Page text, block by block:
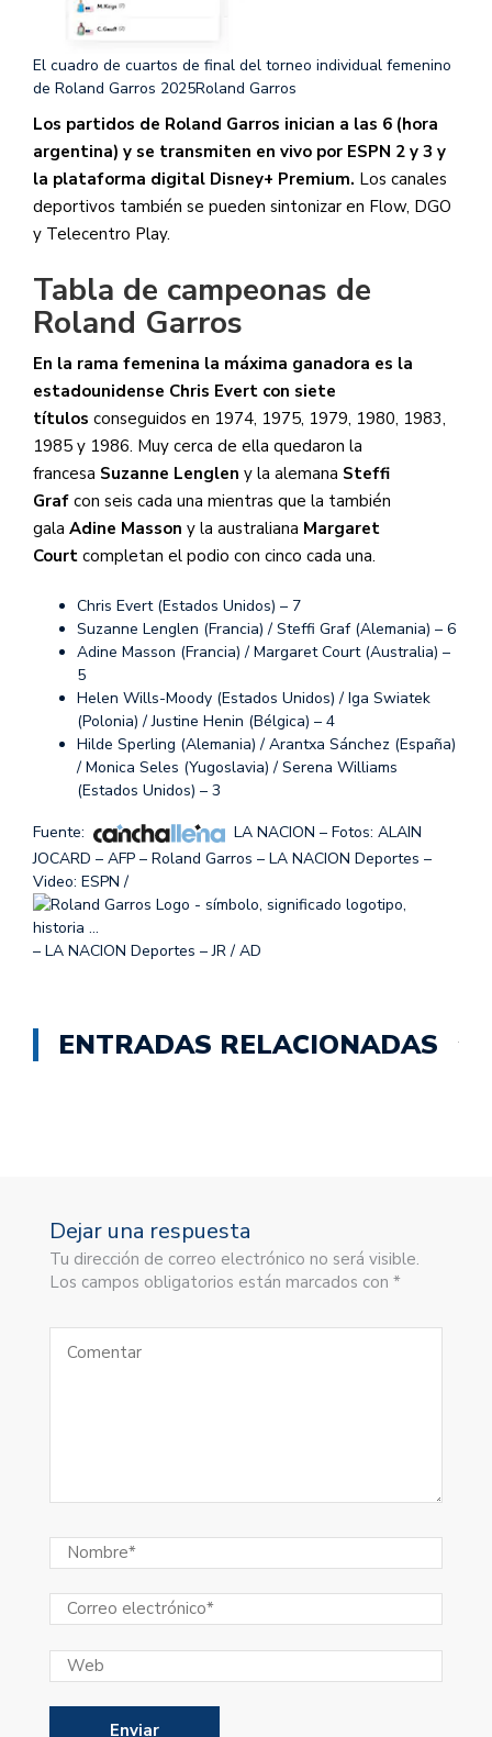
El cuadro de cuartos de final del torneo individual femenino
de Roland Garros 2025Roland Garros
Los partidos de Roland Garros inician a las 6 (hora
argentina) y se transmiten en vivo por ESPN 2 y 3 y
la plataforma digital Disney+ Premium. Los canales
deportivos también se pueden sintonizar en Flow, DGO
y Telecentro Play.
Tabla de campeonas de
Roland Garros
En la rama femenina la máxima ganadora es la
estadounidense Chris Evert con siete
títulos conseguidos en 1974, 1975, 1979, 1980, 1983,
1985 y 1986. Muy cerca de ella quedaron la
francesa Suzanne Lenglen y la alemana Steffi
Graf con seis cada una mientras que la también
gala Adine Masson y la australiana Margaret
Court completan el podio con cinco cada una.
Chris Evert (Estados Unidos) – 7
Suzanne Lenglen (Francia) / Steffi Graf (Alemania) – 6
Adine Masson (Francia) / Margaret Court (Australia) –
5
Helen Wills-Moody (Estados Unidos) / Iga Swiatek
(Polonia) / Justine Henin (Bélgica) – 4
Hilde Sperling (Alemania) / Arantxa Sánchez (España)
/ Monica Seles (Yugoslavia) / Serena Williams
(Estados Unidos) – 3
Fuente:
LA NACION – Fotos: ALAIN
JOCARD – AFP – Roland Garros – LA NACION Deportes –
Video: ESPN /
– LA NACION Deportes – JR / AD
ENTRADAS RELACIONADAS
Dejar una respuesta
Tu dirección de correo electrónico no será visible.
Los campos obligatorios están marcados con *